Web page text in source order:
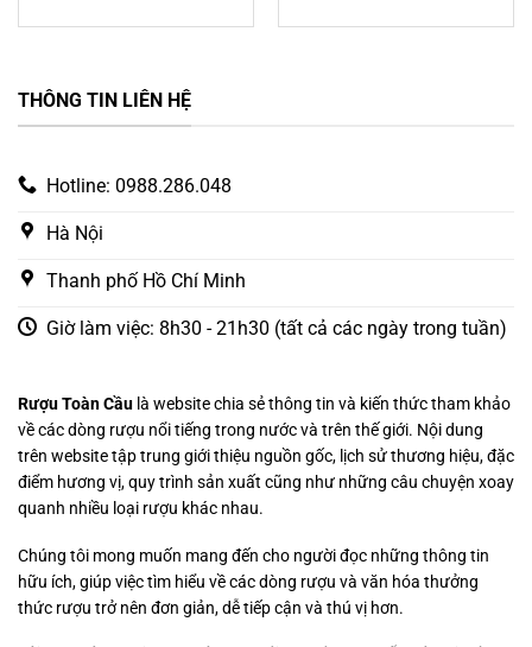
THÔNG TIN LIÊN HỆ
Hotline: 0988.286.048
Hà Nội
Thanh phố Hồ Chí Minh
Giờ làm việc: 8h30 - 21h30 (tất cả các ngày trong tuần)
Rượu Toàn Cầu là website chia sẻ thông tin và kiến thức tham khảo
về các dòng rượu nổi tiếng trong nước và trên thế giới. Nội dung
trên website tập trung giới thiệu nguồn gốc, lịch sử thương hiệu, đặc
điểm hương vị, quy trình sản xuất cũng như những câu chuyện xoay
quanh nhiều loại rượu khác nhau.
Chúng tôi mong muốn mang đến cho người đọc những thông tin
hữu ích, giúp việc tìm hiểu về các dòng rượu và văn hóa thưởng
thức rượu trở nên đơn giản, dễ tiếp cận và thú vị hơn.